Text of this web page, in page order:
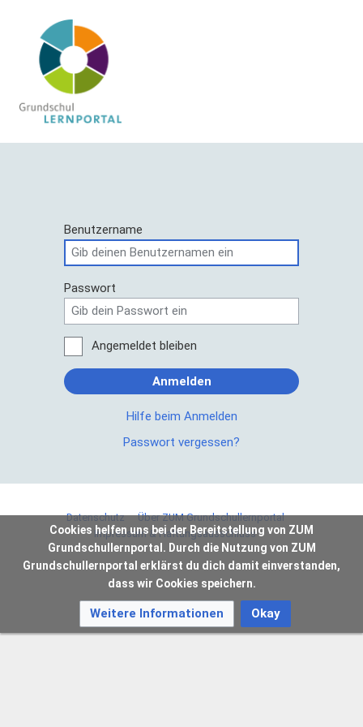
Benutzername
Passwort
Angemeldet bleiben
Anmelden
Hilfe beim Anmelden
Passwort vergessen?
Datenschutz
Über ZUM Grundschullernportal
Impressum & Haftungsausschluss
Cookies helfen uns bei der Bereitstellung von ZUM
Grundschullernportal. Durch die Nutzung von ZUM
Grundschullernportal erklärst du dich damit einverstanden,
dass wir Cookies speichern.
Weitere Informationen Okay